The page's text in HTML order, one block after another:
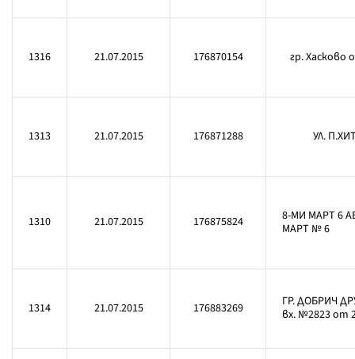
1316 21.07.2015 176870154 гр. Хасково
1313 21.07.2015 176871288 УЛ.
1310 21.07.2015 176875824
8-МИ МАРТ 6
МАРТ № 6
1314 21.07.2015 176883269
ГР. ДОБРИЧ
вх. №2823 от